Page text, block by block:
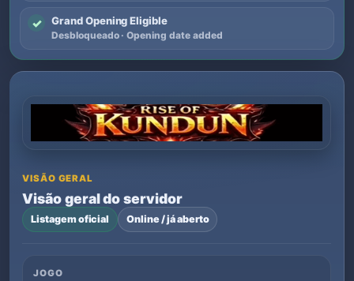
✓ Grand Opening Eligible
Desbloqueado · Opening date added
VISÃO GERAL
Visão geral do servidor
Listagem oficial Online / já aberto
JOGO